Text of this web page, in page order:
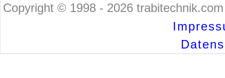
Copyright © 1998 - 2026